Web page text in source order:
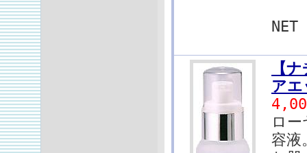
【
ア
ロ
容液